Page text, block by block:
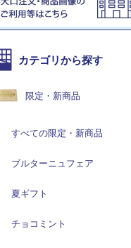
カテゴリから探す
限定・新商品
すべての限定・新商品
ブルターニュフェア
夏ギフト
チョコミント